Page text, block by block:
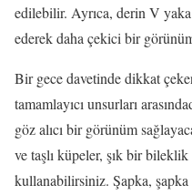
edilebilir. Ayrıca, derin V
ederek daha çekici bir
Bir gece davetinde dikkat
tamamlayıcı unsurları
göz alıcı bir görünüm
ve taşlı küpeler, şık bir
kullanabilirsiniz. Şapka, şapka